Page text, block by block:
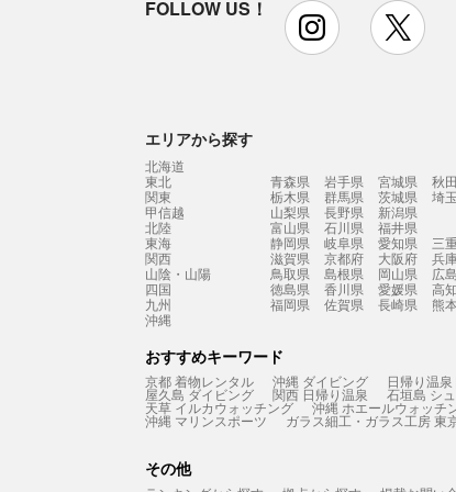
FOLLOW US！ instagram
エリアから探す
北海道
東北
青森県 岩手県 宮城県 秋
関東
栃木県 群馬県 茨城県 埼
甲信越
山梨県 長野県
新潟県
北陸
富山県 石川県
福井県
東海
静岡県 岐阜県 愛知県
三
関西
滋賀県 京都府 大阪府 兵
山陰・山陽
鳥取県 島根県 岡山県 広
四国
徳島県 香川県 愛媛県
高
九州
福岡県 佐賀県 長崎県 熊
沖縄
おすすめキーワード
京都 着物レンタル 沖縄 ダイビング 日帰り温泉
屋久島 ダイビング 関西 日帰り温泉 石垣島 シ
天草 イルカウォッチング 沖縄 ホエールウォッチ
沖縄 マリンスポーツ ガラス細工・ガラス工房 東
その他